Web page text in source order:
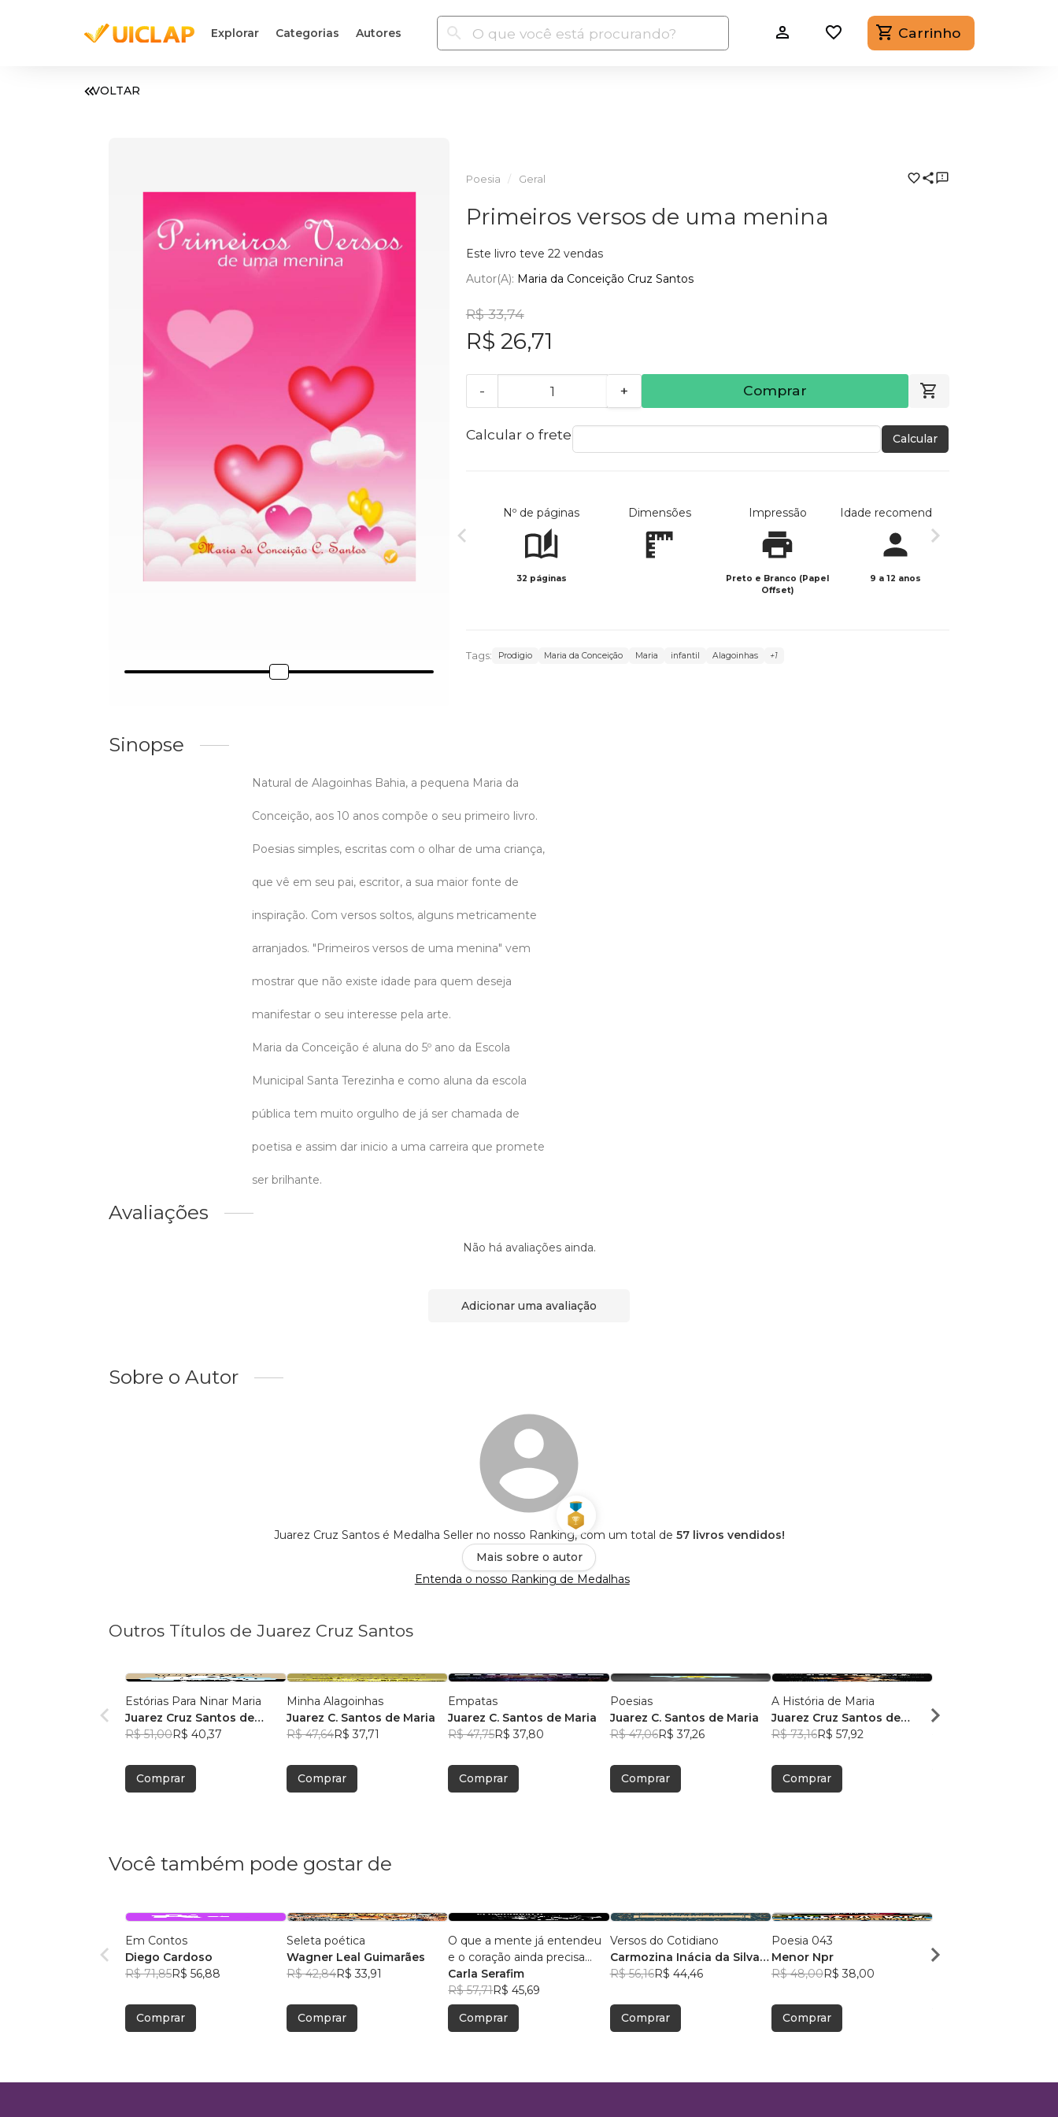
Explorar Categorias Autores Carrinho
VOLTAR
Poesia Geral
Primeiros versos de uma menina
Este livro teve 22 vendas
Autor(a): Maria da Conceição Cruz Santos
R$ 33,74
R$ 26,71
- + Comprar
Calcular o frete Calcular
Nº de páginas
32 páginas
Dimensões Impressão
Preto e Branco (Papel
Offset)
Idade recomendada
9 a 12 anos
Tags: Prodigio Maria da Conceição Maria infantil Alagoinhas +1
Sinopse
Natural de Alagoinhas Bahia, a pequena Maria da
Conceição, aos 10 anos compõe o seu primeiro livro.
Poesias simples, escritas com o olhar de uma criança,
que vê em seu pai, escritor, a sua maior fonte de
inspiração. Com versos soltos, alguns metricamente
arranjados. "Primeiros versos de uma menina" vem
mostrar que não existe idade para quem deseja
manifestar o seu interesse pela arte.
Maria da Conceição é aluna do 5º ano da Escola
Municipal Santa Terezinha e como aluna da escola
pública tem muito orgulho de já ser chamada de
poetisa e assim dar inicio a uma carreira que promete
ser brilhante.
Avaliações
Não há avaliações ainda.
Adicionar uma avaliação
Sobre o Autor
Juarez Cruz Santos é Medalha Seller no nosso Ranking, com um total de 57 livros vendidos!
Mais sobre o autor
Entenda o nosso Ranking de Medalhas
Outros Títulos de Juarez Cruz Santos
Estórias Para Ninar Maria
Juarez Cruz Santos de
Maria
R$ 51,00R$ 40,37
Comprar
Minha Alagoinhas
Juarez C. Santos de Maria
R$ 47,64R$ 37,71
Comprar
Empatas
Juarez C. Santos de Maria
R$ 47,75R$ 37,80
Comprar
Poesias
Juarez C. Santos de Maria
R$ 47,06R$ 37,26
Comprar
A História de Maria
Juarez Cruz Santos de
Maria
R$ 73,16R$ 57,92
Comprar
Juarez Cruz Santos
Você também pode gostar de
Em Contos
Diego Cardoso
R$ 71,85R$ 56,88
Comprar
Seleta poética
Wagner Leal Guimarães
R$ 42,84R$ 33,91
Comprar
O que a mente já entendeu
e o coração ainda precisa
aceitar
Carla Serafim
R$ 57,71R$ 45,69
Comprar
Versos do Cotidiano
Carmozina Inácia da Silva
Rodrigues
R$ 56,16R$ 44,46
Comprar
Poesia 043
Menor Npr
R$ 48,00R$ 38,00
Comprar
com o Coração